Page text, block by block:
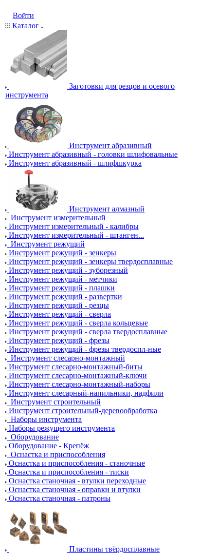
Войти
Каталог
Заготовки для резцов и осевого
инструмента
Инструмент абразивный
Инструмент абразивный - головки шлифовальные
Инструмент абразивный - шлифшкурка
Инструмент алмазный
Инструмент измерительный
Инструмент измерительный - калибры
Инструмент измерительный - штанген...
Инструмент режущий
Инструмент режущий - зенкеры
Инструмент режущий - зенкеры твердосплавные
Инструмент режущий - зуборезный
Инструмент режущий - метчики
Инструмент режущий - плашки
Инструмент режущий - развертки
Инструмент режущий - резцы
Инструмент режущий - сверла
Инструмент режущий - сверла кольцевые
Инструмент режущий - сверла твердосплавные
Инструмент режущий - фрезы
Инструмент режущий - фрезы твердоспл-ные
Инструмент слесарно-монтажный
Инструмент слесарно-монтажный-биты
Инструмент слесарно-монтажный-ключи
Инструмент слесарно-монтажный-наборы
Инструмент слесарный-напильники, надфили
Инструмент строительный
Инструмент строительный-деревообработка
Наборы инструмента
Наборы режущего инструмента
Оборудование
Оборудование - Крепёж
Оснастка и приспособления
Оснастка и приспособления - станочные
Оснастка и приспособления - тиски
Оснастка станочная - втулки переходные
Оснастка станочная - оправки и втулки
Оснастка станочная - патроны
Пластины твёрдосплавные